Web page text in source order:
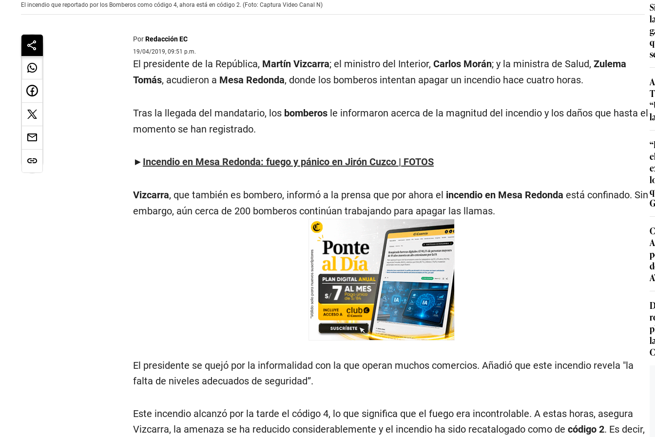
El incendio que reportado por los Bomberos como código 4, ahora está en código 2. (Foto: Captura Video Canal N)
PorRedacción EC
19/04/2019, 09:51 p.m.
El presidente de la República, Martín Vizcarra; el ministro del Interior,Carlos Morán; y la ministra de Salud,Zulema
Tomás, acudieron a Mesa Redonda, donde los bomberos intentan apagar un incendio hace cuatro horas.
Tras la llegada del mandatario, los bomberos le informaron acerca de la magnitud del incendio y los daños que hasta el
momento se han registrado.
► Incendio en Mesa Redonda: fuego y pánico en Jirón Cuzco | FOTOS
Vizcarra, que también es bombero, informó a la prensa que por ahora el incendio en Mesa Redonda está confinado. Sin
embargo, aún cerca de 200 bomberos continúan trabajando para apagar las llamas.
El presidente se quejó por la informalidad con la que operan muchos comercios. Añadió que este incendio revela "la
falta de niveles adecuados de seguridad”.
Este incendio alcanzó por la tarde el código 4, lo que significa que el fuego era incontrolable. A estas horas, asegura
Vizcarra, la amenaza se ha reducido considerablemente y el incendio ha sido recatalogado como decódigo 2. Es decir,